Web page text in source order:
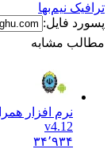
ترافیک نیم‌بها
پسورد فایل:
مطالب مشابه
نرم افزار
v4.12
۳۴٬۹۳۴